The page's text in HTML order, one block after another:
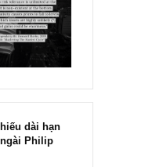
Ngài Howard